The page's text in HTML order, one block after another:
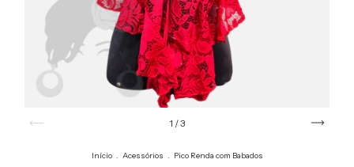
1 /3
Início . Acessórios . Pico Renda com Babados